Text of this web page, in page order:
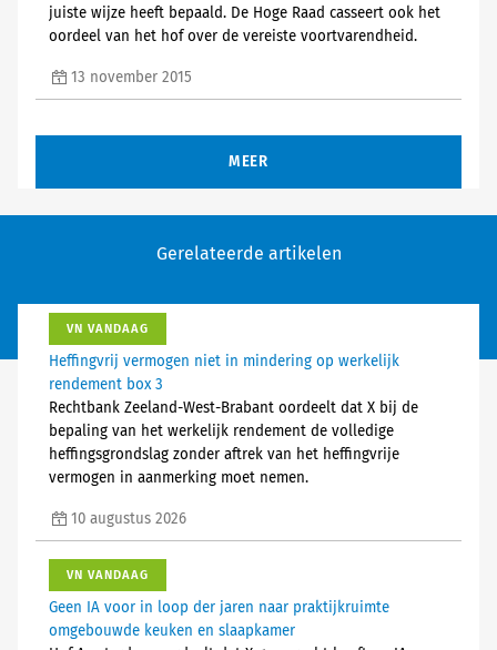
juiste wijze heeft bepaald. De Hoge Raad casseert ook het
oordeel van het hof over de vereiste voortvarendheid.
13 november 2015
MEER
Gerelateerde artikelen
VN VANDAAG
Heffingvrij vermogen niet in mindering op werkelijk
rendement box 3
Rechtbank Zeeland-West-Brabant oordeelt dat X bij de
bepaling van het werkelijk rendement de volledige
heffingsgrondslag zonder aftrek van het heffingvrije
vermogen in aanmerking moet nemen.
10 augustus 2026
VN VANDAAG
Geen IA voor in loop der jaren naar praktijkruimte
omgebouwde keuken en slaapkamer